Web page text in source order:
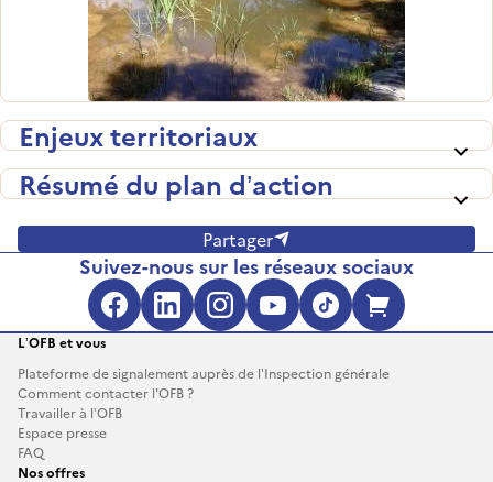
Enjeux territoriaux
Résumé du plan d’action
Partager
Suivez-nous sur les réseaux sociaux
Facebook (s'ouvre dans une
LinkedIn (s'ouvre dans
Instagram (s'ouvre
YouTube
TikTok
L’OFB et vous
Plateforme de signalement auprès de l’Inspection générale
Comment contacter l'OFB ?
Travailler à l’OFB
Espace presse
FAQ
Nos offres